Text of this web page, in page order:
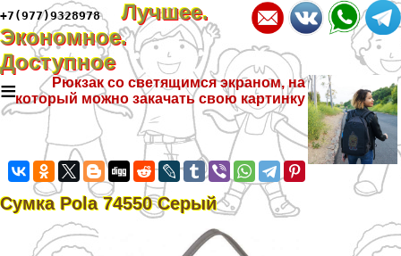
+7(977)9328978
Лучшее.
Экономное.
Доступное
≡
Рюкзак со светящимся экраном, на
который можно закачать свою картинку
Сумка Pola 74550 Серый